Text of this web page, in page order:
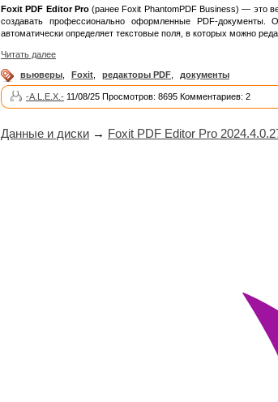
Foxit PDF Editor Pro(ранее Foxit PhantomPDF Business) — это
создавать профессионально оформленные PDF-документы.
автоматически определяет текстовые поля, в которых можно
Читать далее
вьюверы Foxit редакторы PDF документы
-A.L.E.X.- 11/08/25 Просмотров: 8695 Комментариев: 2
Данные и диски → Foxit PDF Editor Pro